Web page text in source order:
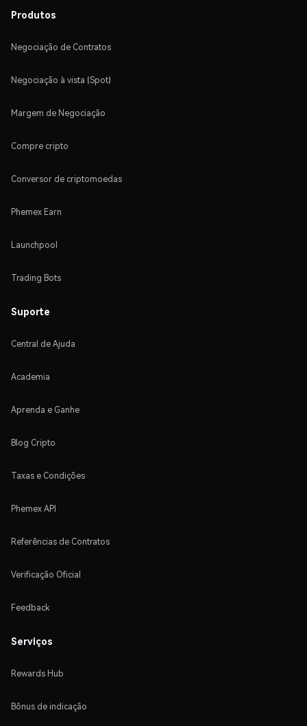
Produtos
Negociação de Contratos
Negociação à vista (Spot)
Margem de Negociação
Compre cripto
Conversor de criptomoedas
Phemex Earn
Launchpool
Trading Bots
Suporte
Central de Ajuda
Academia
Aprenda e Ganhe
Blog Cripto
Taxas e Condições
Phemex API
Referências de Contratos
Verificação Oficial
Feedback
Serviços
Rewards Hub
Bônus de indicação